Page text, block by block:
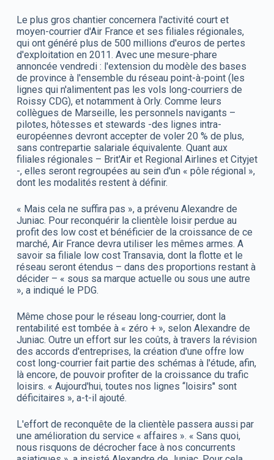
Le plus gros chantier concernera l'activité court et
moyen-courrier d'Air France et ses filiales régionales,
qui ont généré plus de 500 millions d'euros de pertes
d'exploitation en 2011. Avec une mesure-phare
annoncée vendredi : l'extension du modèle des bases
de province à l'ensemble du réseau point-à-point (les
lignes qui n'alimentent pas les vols long-courriers de
Roissy CDG), et notamment à Orly. Comme leurs
collègues de Marseille, les personnels navigants –
pilotes, hôtesses et stewards -des lignes intra-
européennes devront accepter de voler 20 % de plus,
sans contrepartie salariale équivalente. Quant aux
filiales régionales – Brit'Air et Regional Airlines et Cityjet
-, elles seront regroupées au sein d'un « pôle régional »,
dont les modalités restent à définir.
« Mais cela ne suffira pas », a prévenu Alexandre de
Juniac. Pour reconquérir la clientèle loisir perdue au
profit des low cost et bénéficier de la croissance de ce
marché, Air France devra utiliser les mêmes armes. A
savoir sa filiale low cost Transavia, dont la flotte et le
réseau seront étendus – dans des proportions restant à
décider – « sous sa marque actuelle ou sous une autre
», a indiqué le PDG.
Même chose pour le réseau long-courrier, dont la
rentabilité est tombée à « zéro + », selon Alexandre de
Juniac. Outre un effort sur les coûts, à travers la révision
des accords d'entreprises, la création d'une offre low
cost long-courrier fait partie des schémas à l'étude, afin,
là encore, de pouvoir profiter de la croissance du trafic
loisirs. « Aujourd'hui, toutes nos lignes ‘‘loisirs'' sont
déficitaires », a-t-il ajouté.
L'effort de reconquête de la clientèle passera aussi par
une amélioration du service « affaires ». « Sans quoi,
nous risquons de décrocher face à nos concurrents